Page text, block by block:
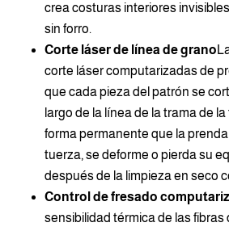
crea costuras interiores
sin forro.
Corte láser de línea de grano
corte láser computarizadas de
que cada pieza del patrón se
largo de la línea de la trama de
forma permanente que la
tuerza, se deforme o pierda su
después de la limpieza en seco
Control de fresado
sensibilidad térmica de las